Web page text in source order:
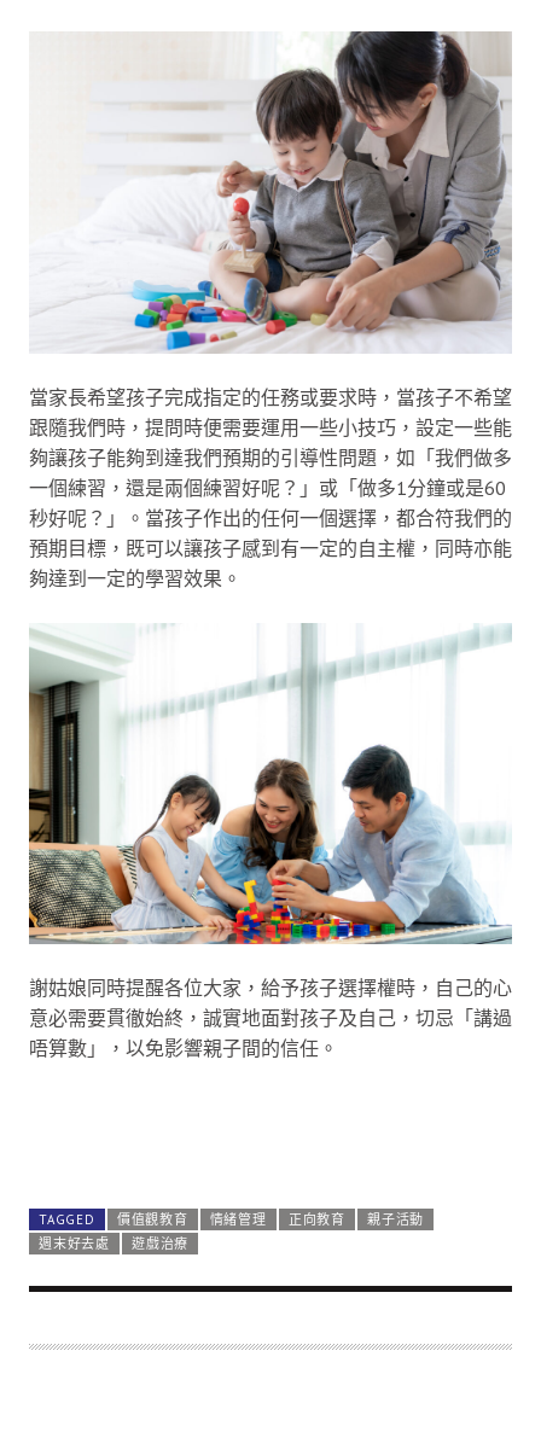
當家長希望孩子完成指定的任務或要求時，當孩子不希望
跟隨我們時，提問時便需要運用一些小技巧，設定一些能
夠讓孩子能夠到達我們預期的引導性問題，如「我們做多
一個練習，還是兩個練習好呢？」或「做多1分鐘或是60
秒好呢？」。當孩子作出的任何一個選擇，都合符我們的
預期目標，既可以讓孩子感到有一定的自主權，同時亦能
夠達到一定的學習效果。
謝姑娘同時提醒各位大家，給予孩子選擇權時，自己的心
意必需要貫徹始終，誠實地面對孩子及自己，切忌「講過
唔算數」，以免影響親子間的信任。
TAGGED 價值觀教育 情緒管理 正向教育
親子活動
週末好去處
遊戲治療